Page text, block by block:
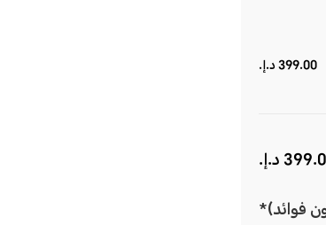
399.00 د.إ.‏‏
د.إ.‏‏